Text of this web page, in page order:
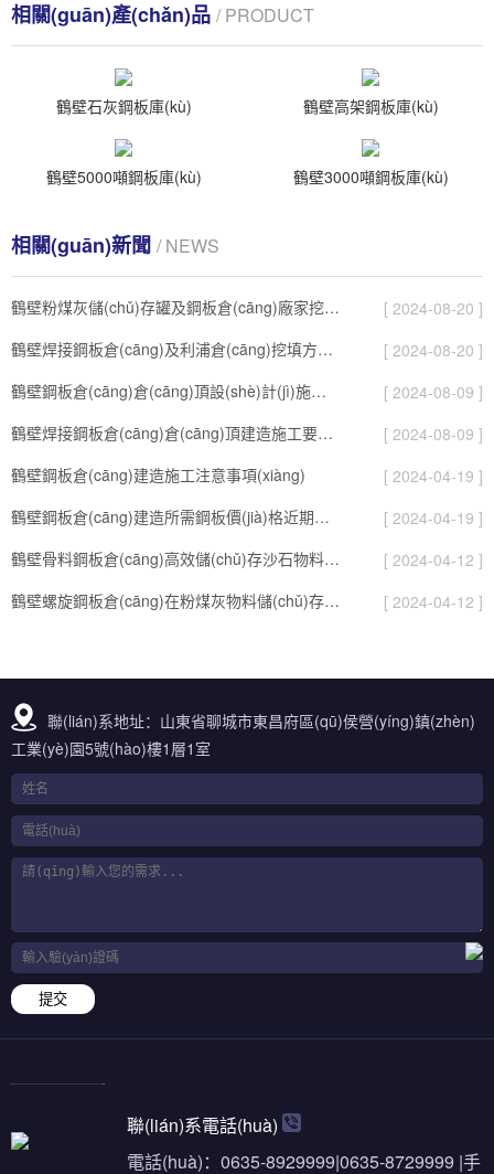
相關(guān)產(chǎn)品 / PRODUCT
鶴壁石灰鋼板庫(kù) 鶴壁高架鋼板庫(kù)
鶴壁5000噸鋼板庫(kù) 鶴壁3000噸鋼板庫(kù)
相關(guān)新聞 / NEWS
鶴壁粉煤灰儲(chǔ)存罐及鋼板倉(cāng)廠家挖填方施工措施
[ 2024-08-20 ]
鶴壁焊接鋼板倉(cāng)及利浦倉(cāng)挖填方施工措施
[ 2024-08-20 ]
鶴壁鋼板倉(cāng)倉(cāng)頂設(shè)計(jì)施工要點(diǎn)
[ 2024-08-09 ]
鶴壁焊接鋼板倉(cāng)倉(cāng)頂建造施工要點(diǎn)
[ 2024-08-09 ]
鶴壁鋼板倉(cāng)建造施工注意事項(xiàng)
[ 2024-04-19 ]
鶴壁鋼板倉(cāng)建造所需鋼板價(jià)格近期走勢(shì)分析
[ 2024-04-19 ]
鶴壁骨料鋼板倉(cāng)高效儲(chǔ)存沙石物料的理想選擇
[ 2024-04-12 ]
鶴壁螺旋鋼板倉(cāng)在粉煤灰物料儲(chǔ)存中的應(yīng)用
[ 2024-04-12 ]
聯(lián)系地址：山東省聊城市東昌府區(qū)侯營(yíng)鎮(zhèn)
工業(yè)園5號(hào)樓1層1室
提交
聯(lián)系電話(huà)
電話(huà)：0635-8929999|0635-8729999 |手